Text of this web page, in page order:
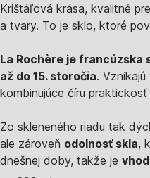
Krištáľová krása, kvalitné
a tvary. To je sklo, ktoré
La Rochère je francúzska
až do 15. storočia.
kombinujúce číru
Zo skleneného riadu tak
ale zároveň odolnosť skla,
dnešnej doby, takže je